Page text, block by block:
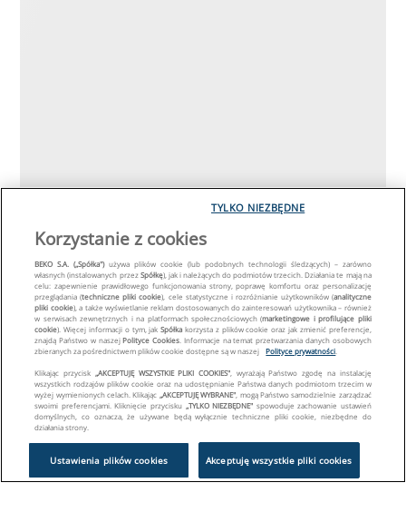
Korzystanie z cookies
BEKO S.A. („Spółka")używa plików cookie (lub podobnych technologii śledzących) – zarówno
własnych (instalowanych przezSpółkę), jak i należących do podmiotów trzecich. Działania te mają na
celu: zapewnienie prawidłowego funkcjonowania strony, poprawę komfortu oraz personalizację
przeglądania (techniczne pliki cookie), cele statystyczne i rozróżnianie użytkowników (analityczne
pliki cookie), a także wyświetlanie reklam dostosowanych do zainteresowań użytkownika – również
w serwisach zewnętrznych i na platformach społecznościowych (marketingowe i profilujące pliki
cookie). Więcej informacji o tym, jakSpółka korzysta z plików cookie oraz jak zmienić preferencje,
znajdą Państwo w naszejPolityce Cookies . Informacje na temat przetwarzania danych osobowych
zbieranych za pośrednictwem plików cookie dostępne są w naszej
Polityce prywatności
Klikając przycisk „AKCEPTUJĘ WSZYSTKIE PLIKI COOKIES" , wyrażają Państwo zgodę na instalację
wszystkich rodzajów plików cookie oraz na udostępnianie Państwa danych podmiotom trzecim w
wyżej wymienionych celach. Klikając „AKCEPTUJĘ WYBRANE" , mogą Państwo samodzielnie zarządzać
swoimi preferencjami. Kliknięcie przycisku „TYLKO NIEZBĘDNE" spowoduje zachowanie ustawień
domyślnych, co oznacza, że używane będą wyłącznie techniczne pliki cookie, niezbędne do
działania strony.
Ustawienia plików cookies Akceptuję wszystkie pliki cookies
TYLKO NIEZBĘDNE